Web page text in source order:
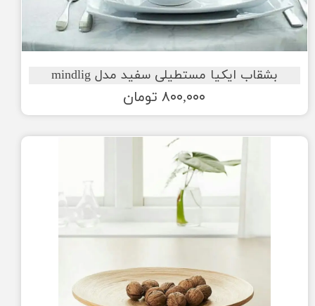
بشقاب ایکیا مستطیلی سفید مدل mindlig
۸۰۰,۰۰۰ تومان